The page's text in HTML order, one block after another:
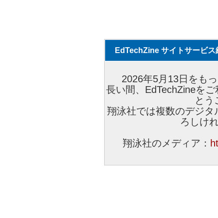
EdTechZine サイトサービス
2026年5月13日をも
長い間、EdTechZineを
とう
翔泳社では複数のデジ
ろしけ
翔泳社のメディア：